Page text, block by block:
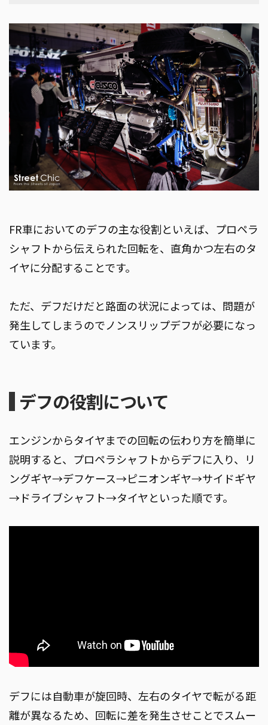
FR車においてのデフの主な役割といえば、プロペラ
シャフトから伝えられた回転を、直角かつ左右のタ
イヤに分配することです。
ただ、デフだけだと路面の状況によっては、問題が
発生してしまうのでノンスリップデフが必要になっ
ています。
デフの役割について
エンジンからタイヤまでの回転の伝わり方を簡単に
説明すると、プロペラシャフトからデフに入り、リ
ングギヤ→デフケース→ピニオンギヤ→サイドギヤ
→ドライブシャフト→タイヤといった順です。
デフには自動車が旋回時、左右のタイヤで転がる距
離が異なるため、回転に差を発生させことでスムー